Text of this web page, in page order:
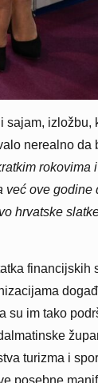
nerealno da
ove
hrvatske
financijskih
su im tako
turizma i
posebne